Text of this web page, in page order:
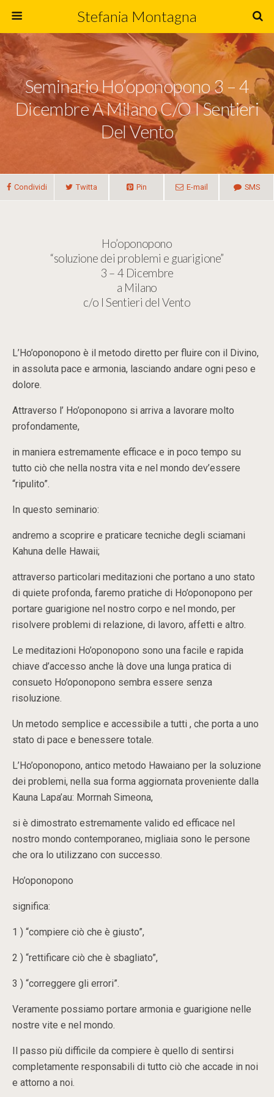
Stefania Montagna
Seminario Ho’oponopono 3 – 4
Dicembre A Milano C/o I Sentieri
Del Vento
Condividi Twitta Pin E-mail SMS
Ho’oponopono
“soluzione dei problemi e guarigione”
3 – 4 Dicembre
a Milano
c/o I Sentieri del Vento
L’Ho’oponopono è il metodo diretto per fluire con il Divino,
in assoluta pace e armonia, lasciando andare ogni peso e
dolore.
Attraverso l’ Ho’oponopono si arriva a lavorare molto
profondamente,
in maniera estremamente efficace e in poco tempo su
tutto ciò che nella nostra vita e nel mondo dev’essere
“ripulito”.
In questo seminario:
andremo a scoprire e praticare tecniche degli sciamani
Kahuna delle Hawaii;
attraverso particolari meditazioni che portano a uno stato
di quiete profonda, faremo pratiche di Ho’oponopono per
portare guarigione nel nostro corpo e nel mondo, per
risolvere problemi di relazione, di lavoro, affetti e altro.
Le meditazioni Ho’oponopono sono una facile e rapida
chiave d’accesso anche là dove una lunga pratica di
consueto Ho’oponopono sembra essere senza
risoluzione.
Un metodo semplice e accessibile a tutti , che porta a uno
stato di pace e benessere totale.
L’Ho’oponopono, antico metodo Hawaiano per la soluzione
dei problemi, nella sua forma aggiornata proveniente dalla
Kauna Lapa’au: Morrnah Simeona,
si è dimostrato estremamente valido ed efficace nel
nostro mondo contemporaneo, migliaia sono le persone
che ora lo utilizzano con successo.
Ho’oponopono
significa:
1 ) “compiere ciò che è giusto”,
2 ) “rettificare ciò che è sbagliato”,
3 ) “correggere gli errori”.
Veramente possiamo portare armonia e guarigione nelle
nostre vite e nel mondo.
Il passo più difficile da compiere è quello di sentirsi
completamente responsabili di tutto ciò che accade in noi
e attorno a noi.